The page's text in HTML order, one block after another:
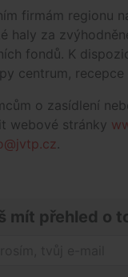
firmám regionu
haly za
fondů. K
centrum,
o zasídlení
webové stránky
.
mít přehled o